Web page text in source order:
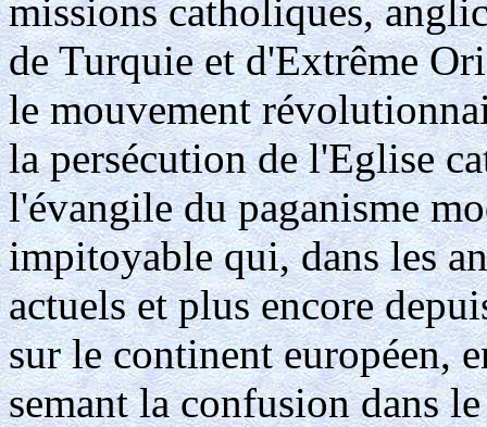
missions catholiques,
de Turquie et d'Extrême
le mouvement
la persécution de l'Eglise
l'évangile du paganisme
impitoyable qui, dans les
actuels et plus encore
sur le continent européen,
semant la confusion dans